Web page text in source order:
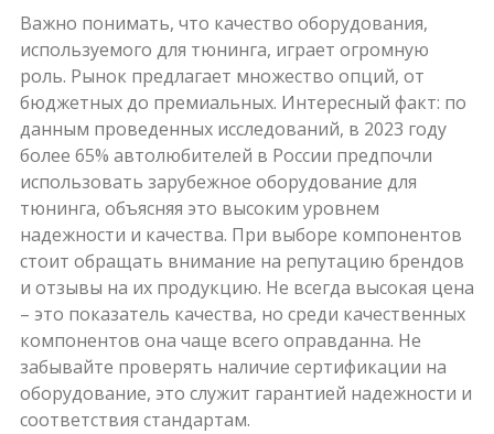
Важно понимать, что качество оборудования,
используемого для тюнинга, играет огромную
роль. Рынок предлагает множество опций, от
бюджетных до премиальных. Интересный факт: по
данным проведенных исследований, в 2023 году
более 65% автолюбителей в России предпочли
использовать зарубежное оборудование для
тюнинга, объясняя это высоким уровнем
надежности и качества. При выборе компонентов
стоит обращать внимание на репутацию брендов
и отзывы на их продукцию. Не всегда высокая цена
– это показатель качества, но среди качественных
компонентов она чаще всего оправданна. Не
забывайте проверять наличие сертификации на
оборудование, это служит гарантией надежности и
соответствия стандартам.